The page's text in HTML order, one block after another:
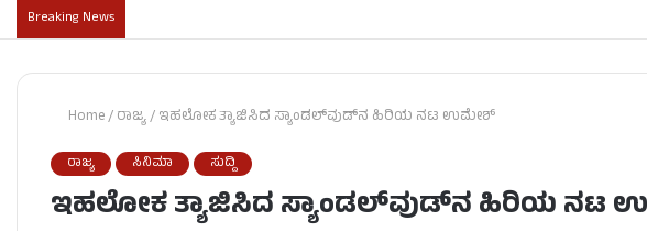
Breaking News
Home/ರಾಜ್ಯ/ಇಹಲೋಕ ತ್ಯಾಜಿಸಿದ ಸ್ಯಾಂಡಲ್​​ವುಡ್​​ನ ಹಿರಿಯ ನಟ ಉಮೇಶ್​​
ರಾಜ್ಯ ಸಿನಿಮಾ ಸುದ್ದಿ
ಇಹಲೋಕ ತ್ಯಾಜಿಸಿದ ಸ್ಯಾಂಡಲ್​​ವುಡ್​​ನ ಹಿರಿಯ ನಟ